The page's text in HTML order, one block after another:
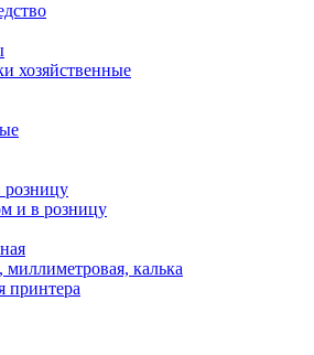
хозяйственные
и в розницу
миллиметровая, калька
принтера